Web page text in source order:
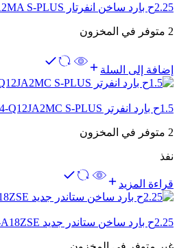
2.25ح بارد ساخن انفرتار S4-W12JA2MA S-PLUS
2 متوفر في المخزون
إضافة إلى السلة
1.5ح بارد انفرتر S4-Q12JA2MC S-PLUS
2 متوفر في المخزون
نفذ
قراءة المزيد
2.25ح بارد ساخن ستاندر جديد AY-A18ZSE